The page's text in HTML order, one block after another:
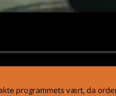
programmets vært, da